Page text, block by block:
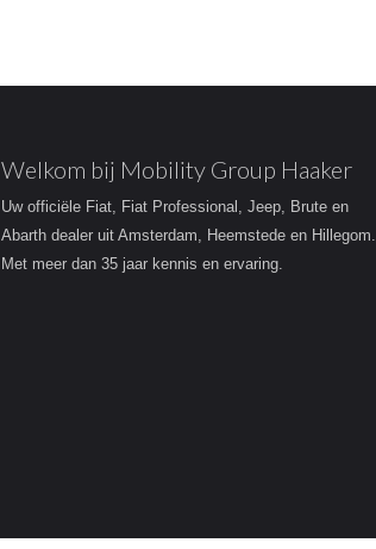
Welkom bij Mobility Group Haaker
Uw officiële Fiat, Fiat Professional, Jeep, Brute en
Abarth dealer uit Amsterdam, Heemstede en Hillegom.
Met meer dan 35 jaar kennis en ervaring.